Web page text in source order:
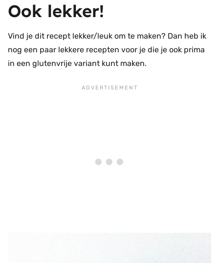
Ook lekker!
Vind je dit recept lekker/leuk om te maken? Dan heb ik
nog een paar lekkere recepten voor je die je ook prima
in een glutenvrije variant kunt maken.